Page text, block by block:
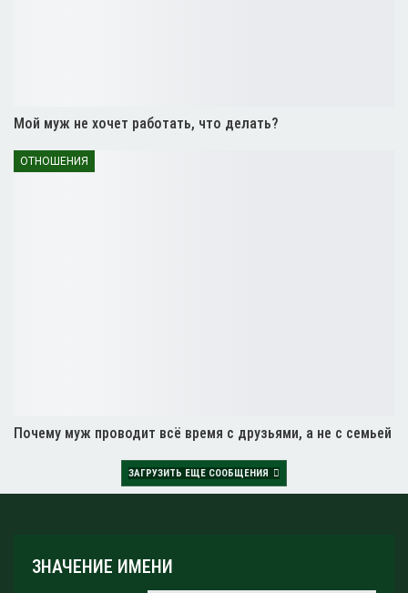
Мой муж не хочет работать, что делать?
ОТНОШЕНИЯ
Почему муж проводит всё время с друзьями, а не с семьей
ЗАГРУЗИТЬ ЕЩЕ СООБЩЕНИЯ
ЗНАЧЕНИЕ ИМЕНИ